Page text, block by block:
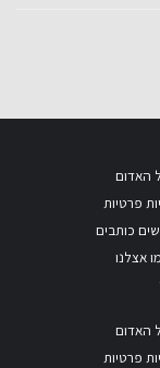
האדום
פרטיות
כותבים
אצלנו
האדום
פרטיות